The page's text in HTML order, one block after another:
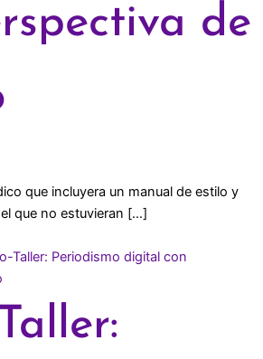
de
que incluyera un manual de estilo y
que no estuvieran […]